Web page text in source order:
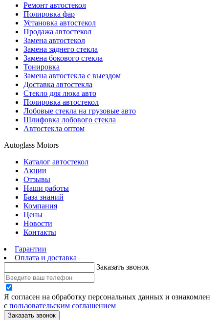
Ремонт автостекол
Полировка фар
Установка автостекол
Продажа автостекол
Замена автостекол
Замена заднего стекла
Замена бокового стекла
Тонировка
Замена автостекла с выездом
Доставка автостекла
Стекло для люка авто
Полировка автостекол
Лобовые стекла на грузовые авто
Шлифовка лобового стекла
Автостекла оптом
Autoglass Motors
Каталог автостекол
Акции
Отзывы
Наши работы
База знаний
Компания
Цены
Новости
Контакты
Гарантии
Оплата и доставка
Заказать звонок
Я согласен на обработку персональных данных и ознакомлен
с пользовательским соглашением
Заказать звонок